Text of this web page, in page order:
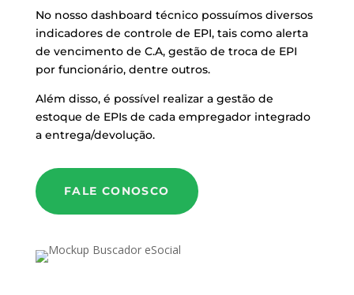
No nosso dashboard técnico possuímos diversos
indicadores de controle de EPI, tais como alerta
de vencimento de C.A, gestão de troca de EPI
por funcionário, dentre outros.
Além disso, é possível realizar a gestão de
estoque de EPIs de cada empregador integrado
a entrega/devolução.
FALE CONOSCO